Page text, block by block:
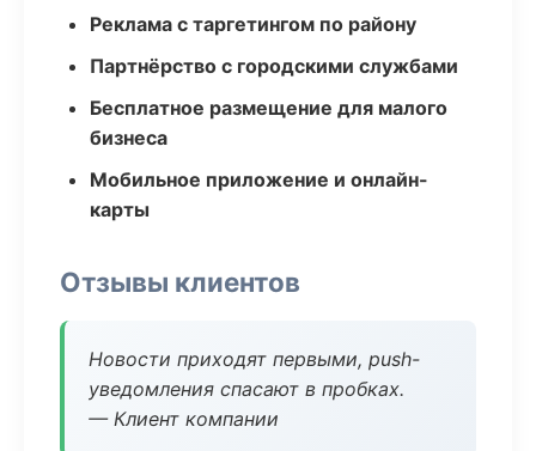
Реклама с таргетингом по району
Партнёрство с городскими службами
Бесплатное размещение для малого
бизнеса
Мобильное приложение и онлайн-
карты
Отзывы клиентов
Новости приходят первыми, push-
уведомления спасают в пробках.
— Клиент компании